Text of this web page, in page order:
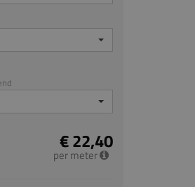
€ 22,40
per meter